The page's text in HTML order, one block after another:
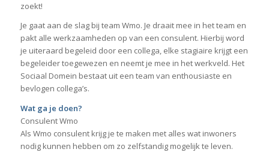
zoekt!
Je gaat aan de slag bij team Wmo. Je draait mee in het team en
pakt alle werkzaamheden op van een consulent. Hierbij word
je uiteraard begeleid door een collega, elke stagiaire krijgt een
begeleider toegewezen en neemt je mee in het werkveld. Het
Sociaal Domein bestaat uit een team van enthousiaste en
bevlogen collega’s.
Wat ga je doen?
Consulent Wmo
Als Wmo consulent krijg je te maken met alles wat inwoners
nodig kunnen hebben om zo zelfstandig mogelijk te leven.